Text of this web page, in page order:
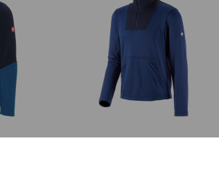
Perte v pračce na 30 °C, jemné
Sušte v sušičce na nízkou teplotu
Nečistěte chemicky